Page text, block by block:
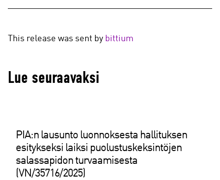
This release was sent by bittium
Lue seuraavaksi
PIA:n lausunto luonnoksesta hallituksen
esitykseksi laiksi puolustuskeksintöjen
salassapidon turvaamisesta
(VN/35716/2025)